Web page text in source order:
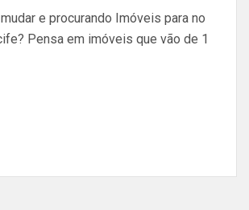
e procurando Imóveis para no
Pensa em imóveis que vão de 1